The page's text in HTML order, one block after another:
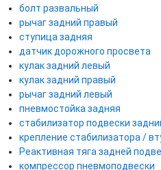
болт развальный
рычаг задний правый
ступица задняя
датчик дорожного просвета
кулак задний левый
кулак задний правый
рычаг задний левый
пневмостойка задняя
стабилизатор подвески
крепление стабилизатора /
Реактивная тяга задней
компрессор пневмоподвески